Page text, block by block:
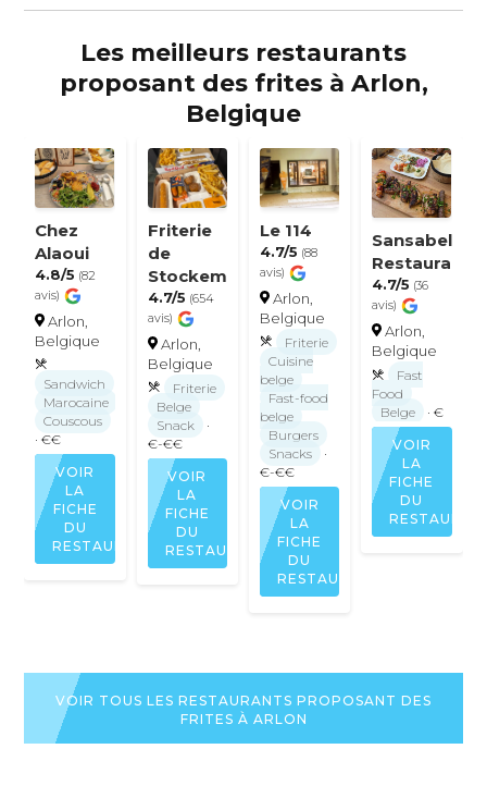
Les meilleurs restaurants
proposant des frites à Arlon,
Belgique
Chez
Alaoui
4.8/5 (82
avis)
Arlon,
Belgique
Sandwich
Marocaine
Couscous
· €€
VOIR
LA
FICHE
DU
RESTAURANT
Friterie
de
Stockem
4.7/5 (654
avis)
Arlon,
Belgique
Friterie
Belge
Snack
·
€-€€
VOIR
LA
FICHE
DU
RESTAURANT
Le 114
4.7/5 (88
avis)
Arlon,
Belgique
Friterie
Cuisine
belge
Fast-food
belge
Burgers
Snacks
·
€-€€
VOIR
LA
FICHE
DU
RESTAURANT
Sansabelle
Restaurant
4.7/5 (36
avis)
Arlon,
Belgique
Fast
Food
Belge
· €
VOIR
LA
FICHE
DU
VOIR TOUS LES RESTAURANTS PROPOSANT DES
FRITES À ARLON